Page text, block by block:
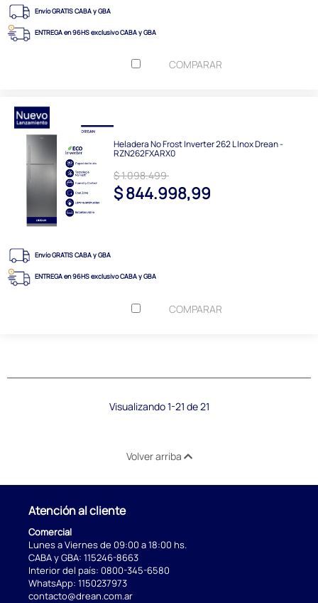
Envío GRATIS CABA y GBA
ENTREGA en 96HS exclusivo CABA y GBA
COMPARAR
Heladera No Frost Inverter 262 L Inox Drean -
RZN262FXARX0
$ 1.098.499
$ 844.998,99
Envío GRATIS CABA y GBA
ENTREGA en 96HS exclusivo CABA y GBA
COMPARAR
Visualizando 1-21 de 21
Volver arriba
Atención al cliente
Comercial
Lunes a Viernes de 09:00 a 18:00 hs.
CABA y GBA: 115246-8663
Interior del país: 0800-345-6580
WhatsApp: 1150237973
contacto@drean.com.ar